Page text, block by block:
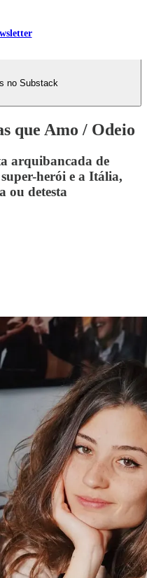
no Substack
que Amo / Odeio
arquibancada de
herói e a Itália,
ou detesta